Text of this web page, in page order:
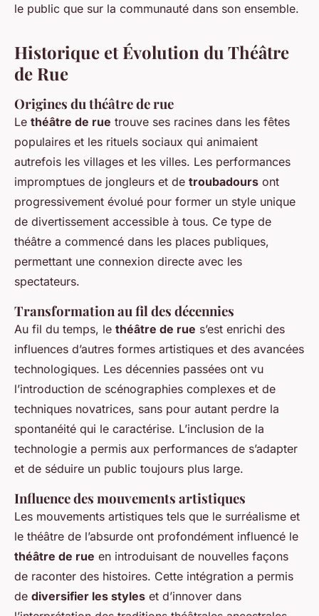
le public que sur la communauté dans son ensemble.
Historique et Évolution du Théâtre
de Rue
Origines du théâtre de rue
Le théâtre de rue trouve ses racines dans les fêtes
populaires et les rituels sociaux qui animaient
autrefois les villages et les villes. Les performances
impromptues de jongleurs et de troubadours ont
progressivement évolué pour former un style unique
de divertissement accessible à tous. Ce type de
théâtre a commencé dans les places publiques,
permettant une connexion directe avec les
spectateurs.
Transformation au fil des décennies
Au fil du temps, le théâtre de rue s’est enrichi des
influences d’autres formes artistiques et des avancées
technologiques. Les décennies passées ont vu
l’introduction de scénographies complexes et de
techniques novatrices, sans pour autant perdre la
spontanéité qui le caractérise. L’inclusion de la
technologie a permis aux performances de s’adapter
et de séduire un public toujours plus large.
Influence des mouvements artistiques
Les mouvements artistiques tels que le surréalisme et
le théâtre de l’absurde ont profondément influencé le
théâtre de rue en introduisant de nouvelles façons
de raconter des histoires. Cette intégration a permis
de diversifier les styles et d’innover dans